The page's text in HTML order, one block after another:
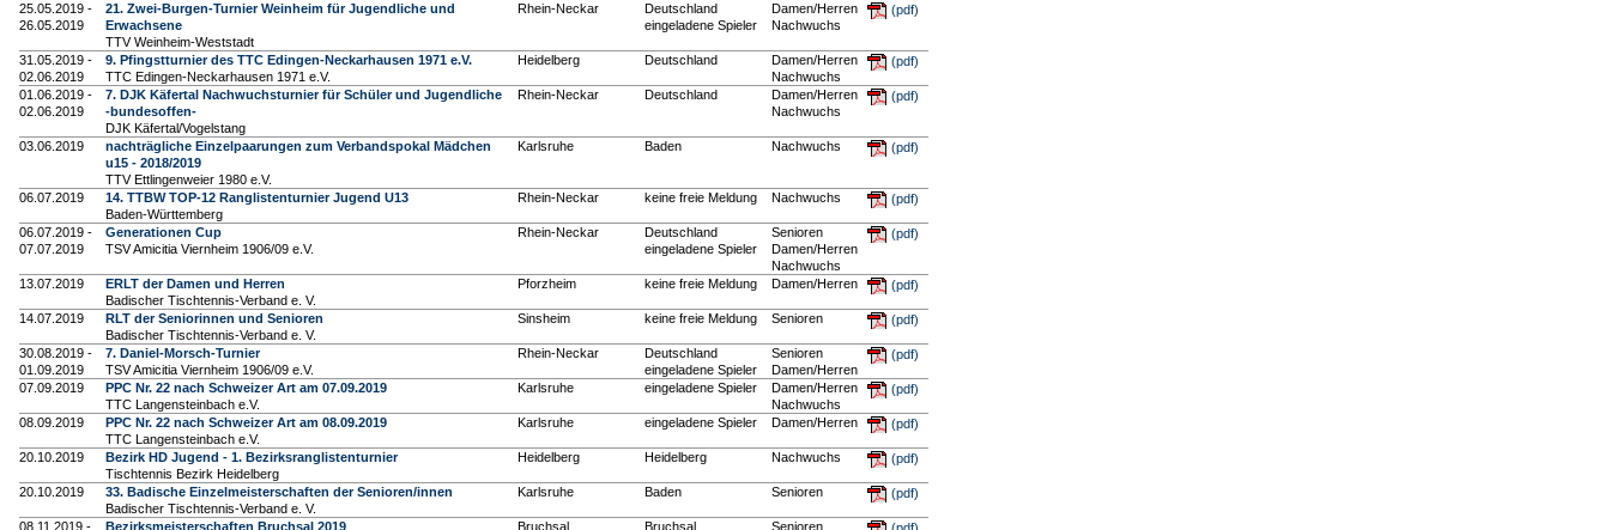
25.05.2019 -
26.05.2019
21. Zwei-Burgen-Turnier Weinheim für Jugendliche und
Erwachsene
TTV Weinheim-Weststadt
Rhein-Neckar
Deutschland
eingeladene Spieler
Damen/Herren
Nachwuchs
(pdf)
31.05.2019 -
02.06.2019
9. Pfingstturnier des TTC Edingen-Neckarhausen 1971 e.V.
TTC Edingen-Neckarhausen 1971 e.V.
Heidelberg Deutschland
Damen/Herren
Nachwuchs
(pdf)
01.06.2019 -
02.06.2019
7. DJK Käfertal Nachwuchsturnier für Schüler und Jugendliche
-bundesoffen-
DJK Käfertal/Vogelstang
Rhein-Neckar Deutschland
Damen/Herren
Nachwuchs
(pdf)
03.06.2019
nachträgliche Einzelpaarungen zum Verbandspokal Mädchen
u15 - 2018/2019
TTV Ettlingenweier 1980 e.V.
Karlsruhe Baden Nachwuchs (pdf)
06.07.2019
14. TTBW TOP-12 Ranglistenturnier Jugend U13
Baden-Württemberg
Rhein-Neckar keine freie Meldung Nachwuchs (pdf)
06.07.2019 -
07.07.2019
Generationen Cup
TSV Amicitia Viernheim 1906/09 e.V.
Rhein-Neckar
Deutschland
eingeladene Spieler
Senioren
Damen/Herren
Nachwuchs
(pdf)
13.07.2019
ERLT der Damen und Herren
Badischer Tischtennis-Verband e. V.
Pforzheim keine freie Meldung Damen/Herren (pdf)
14.07.2019
RLT der Seniorinnen und Senioren
Badischer Tischtennis-Verband e. V.
Sinsheim keine freie Meldung Senioren (pdf)
30.08.2019 -
01.09.2019
7. Daniel-Morsch-Turnier
TSV Amicitia Viernheim 1906/09 e.V.
Rhein-Neckar
Deutschland
eingeladene Spieler
Senioren
Damen/Herren
(pdf)
07.09.2019
PPC Nr. 22 nach Schweizer Art am 07.09.2019
TTC Langensteinbach e.V.
Karlsruhe eingeladene Spieler
Damen/Herren
Nachwuchs
(pdf)
08.09.2019
PPC Nr. 22 nach Schweizer Art am 08.09.2019
TTC Langensteinbach e.V.
Karlsruhe eingeladene Spieler Damen/Herren (pdf)
20.10.2019
Bezirk HD Jugend - 1. Bezirksranglistenturnier
Tischtennis Bezirk Heidelberg
Heidelberg Heidelberg Nachwuchs (pdf)
20.10.2019
33. Badische Einzelmeisterschaften der Senioren/innen
Badischer Tischtennis-Verband e. V.
Karlsruhe Baden Senioren (pdf)
08.11.2019 -
Bezirksmeisterschaften Bruchsal 2019
Bruchsal Bruchsal
Senioren